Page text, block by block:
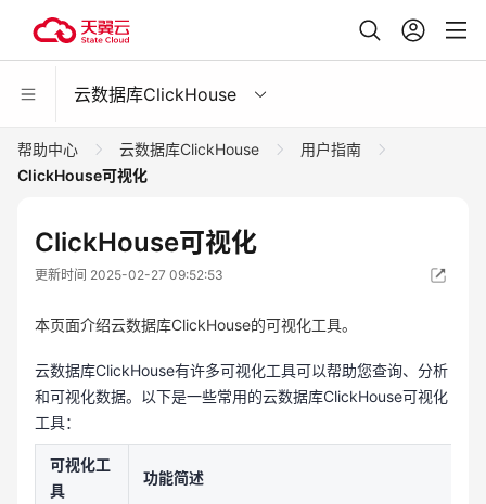
云数据库ClickHouse
帮助中心 云数据库ClickHouse
用户指南
ClickHouse可视化
ClickHouse可视化
更新时间 2025-02-27 09:52:53
本页面介绍云数据库ClickHouse的可视化工具。
云数据库ClickHouse有许多可视化工具可以帮助您查询、分析
和可视化数据。以下是一些常用的云数据库ClickHouse可视化
工具：
可视化工
具
功能简述